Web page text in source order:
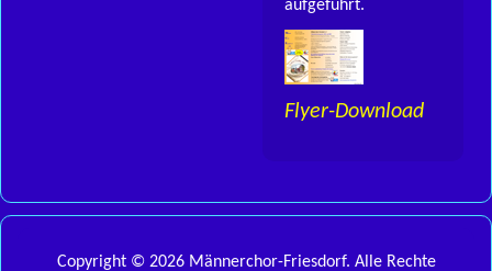
aufgeführt.
Flyer-Download
Copyright © 2026 Männerchor-Friesdorf. Alle Rechte